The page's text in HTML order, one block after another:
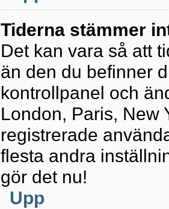
Tiderna stämmer
Det kan vara så att
än den du befinner
kontrollpanel och
London, Paris, New
registrerade
flesta andra
gör det nu!
Upp